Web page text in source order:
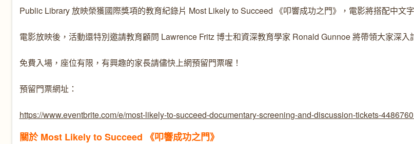
Public Library 放映榮獲國際獎項的教育紀錄片 Most Likely to Succeed 《叩響成功之門》，電影將搭配中文
電影放映後，活動還特別邀請教育顧問 Lawrence Fritz 博士和資深教育學家 Ronald Gunnoe 將帶領大家深入
免費入場，座位有限，有興趣的家長請儘快上網預留門票喔！
預留門票網址：
https://www.eventbrite.com/e/most-likely-to-succeed-documentary-screening-and-discussion-tickets-
關於 Most Likely to Succeed 《叩響成功之門》